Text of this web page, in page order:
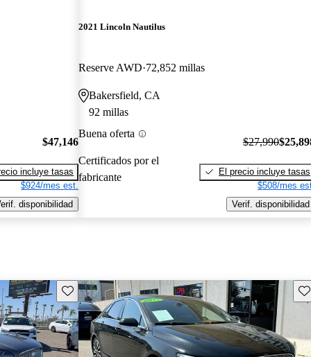
$47,146
incluye tasas
$924/mes est.
disponibilidad
2021 Lincoln Nautilus
Reserve AWD 72,852 millas
Bakersfield, CA
92 millas
Buena oferta
Certificados por el
fabricante
$27,990
El precio incluye tasas
$508/mes
Verif. disponibilidad
Guarda este Aviso